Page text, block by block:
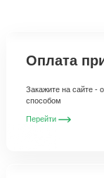
Оплата
Закажите на сайте -
способом
Перейти